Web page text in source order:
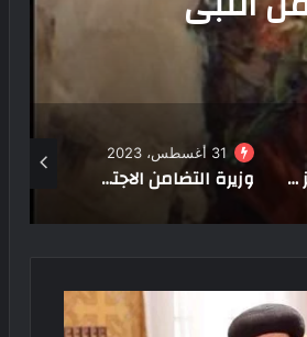
وزيرة التضامن الاجتماعي تلتقي سيدات مركزي رفح والشيخ زويد
11 يونيو، 2023
«شوشة» يشهد ختام فعاليات مشروع إطلالة بالعريش